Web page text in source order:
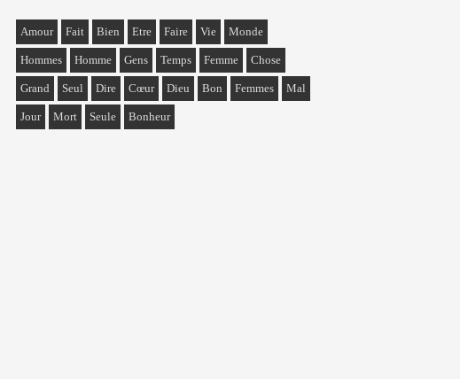
Amour Fait Bien Etre Faire Vie Monde
Hommes Homme Gens Temps Femme Chose
Grand Seul Dire Cœur Dieu Bon Femmes Mal
Jour Mort Seule Bonheur